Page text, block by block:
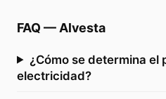
FAQ — Alvesta
¿Cómo se determina el
electricidad?